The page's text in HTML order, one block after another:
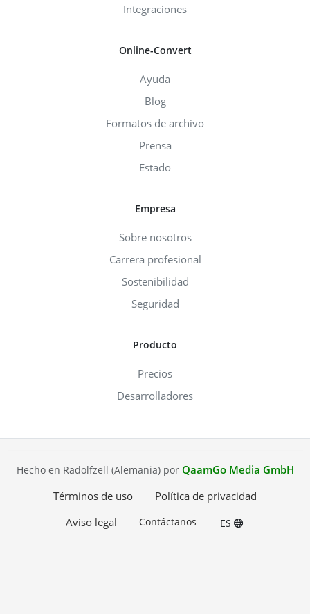
Integraciones
Online-Convert
Ayuda
Blog
Formatos de archivo
Prensa
Estado
Empresa
Sobre nosotros
Carrera profesional
Sostenibilidad
Seguridad
Producto
Precios
Desarrolladores
Hecho en Radolfzell (Alemania) por QaamGo Media GmbH
Términos de uso
Política de privacidad
Aviso legal
Contáctanos ES